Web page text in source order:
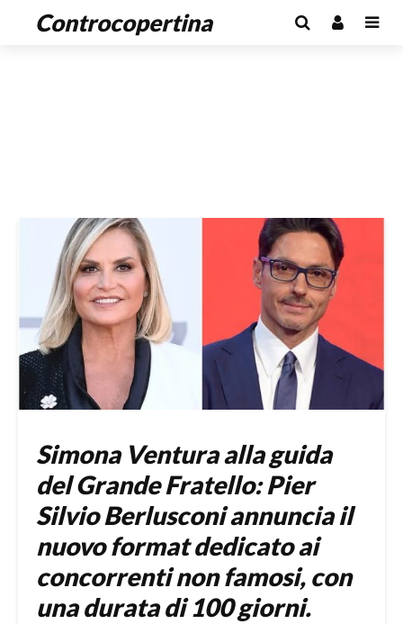
Controcopertina
Simona Ventura alla guida
del Grande Fratello: Pier
Silvio Berlusconi annuncia il
nuovo format dedicato ai
concorrenti non famosi, con
una durata di 100 giorni.